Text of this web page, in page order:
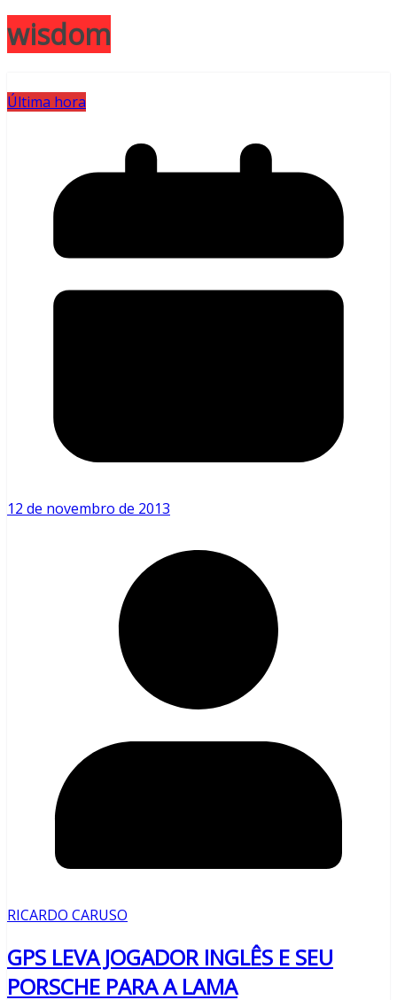
wisdom
Última hora
12 de novembro de 2013
RICARDO CARUSO
GPS LEVA JOGADOR INGLÊS E SEU
PORSCHE PARA A LAMA